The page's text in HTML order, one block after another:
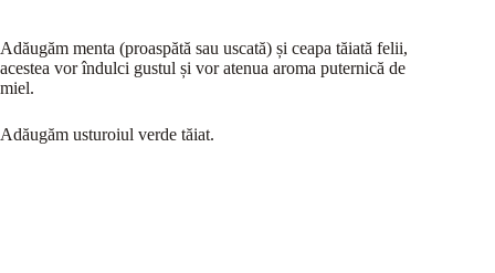
Adăugăm menta (proaspătă sau uscată) și ceapa tăiată felii,
acestea vor îndulci gustul și vor atenua aroma puternică de
miel.
Adăugăm usturoiul verde tăiat.